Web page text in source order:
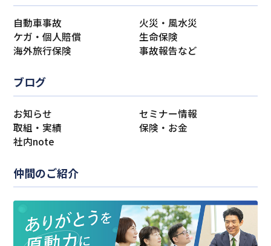
自動車事故
火災・風水災
ケガ・個人賠償
生命保険
海外旅行保険
事故報告など
ブログ
お知らせ
セミナー情報
取組・実績
保険・お金
社内note
仲間のご紹介